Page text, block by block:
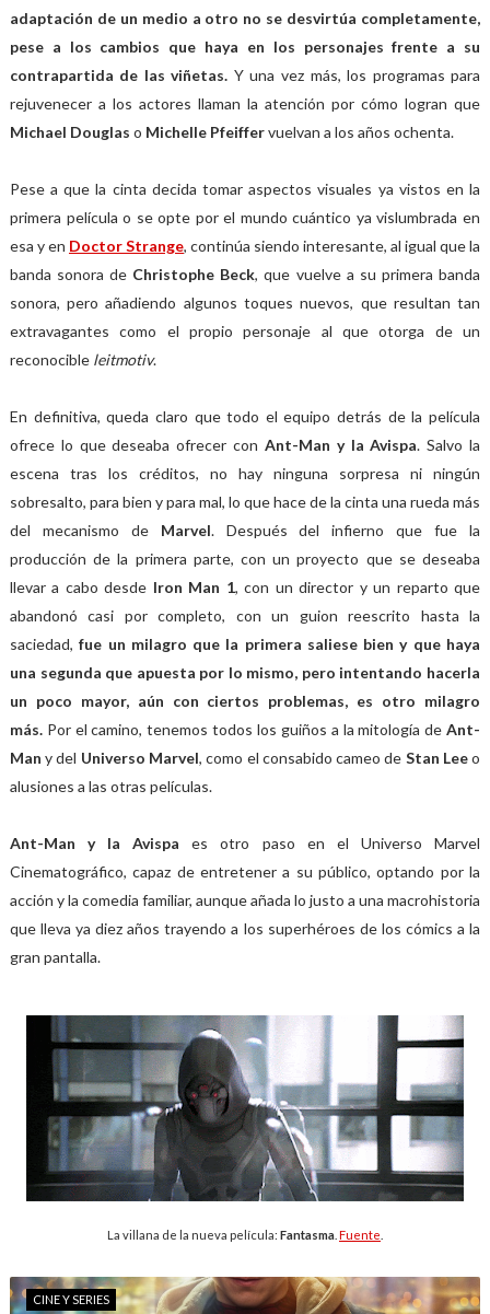
adaptación de un medio a otro no se desvirtúa completamente,
pese a los cambios que haya en los personajes frente a su
contrapartida de las viñetas. Y una vez más, los programas para
rejuvenecer a los actores llaman la atención por cómo logran que
Michael Douglas o Michelle Pfeiffervuelvan a los años ochenta.
Pese a que la cinta decida tomar aspectos visuales ya vistos en la
primera película o se opte por el mundo cuántico ya vislumbrada en
esa y en Doctor Strange, continúa siendo interesante, al igual que la
banda sonora de Christophe Beck, que vuelve a su primera banda
sonora, pero añadiendo algunos toques nuevos, que resultan tan
extravagantes como el propio personaje al que otorga de un
reconocible leitmotiv.
En definitiva, queda claro que todo el equipo detrás de la película
ofrece lo que deseaba ofrecer con Ant-Man y la Avispa. Salvo la
escena tras los créditos, no hay ninguna sorpresa ni ningún
sobresalto, para bien y para mal, lo que hace de la cinta una rueda más
del mecanismo de Marvel. Después del infierno que fue la
producción de la primera parte, con un proyecto que se deseaba
llevar a cabo desde Iron Man 1, con un director y un reparto que
abandonó casi por completo, con un guion reescrito hasta la
saciedad,fue un milagro que la primera saliese bien y que haya
una segunda que apuesta por lo mismo, pero intentando hacerla
un poco mayor, aún con ciertos problemas, es otro milagro
más. Por el camino, tenemos todos los guiños a la mitología deAnt-
Man y del Universo Marvel, como el consabido cameo de Stan Leeo
alusiones a las otras películas.
Ant-Man y la Avispa es otro paso en el Universo Marvel
Cinematográfico, capaz de entretener a su público, optando por la
acción y la comedia familiar, aunque añada lo justo a una macrohistoria
que lleva ya diez años trayendo a los superhéroes de los cómics a la
gran pantalla.
La villana de la nueva película: Fantasma. Fuente
CINE Y SERIES